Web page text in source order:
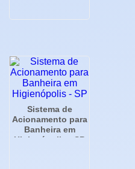
Sistema de
Acionamento para
Banheira em
Higienópolis - SP